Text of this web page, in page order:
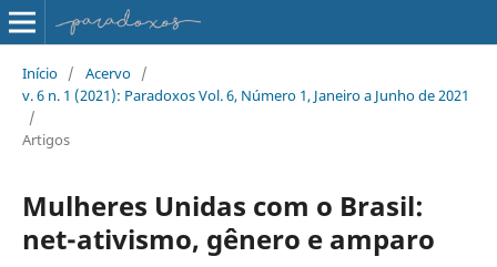
Início / Acervo /
v. 6 n. 1 (2021): Paradoxos Vol. 6, Número 1, Janeiro a Junho de 2021
/
Artigos
Mulheres Unidas com o Brasil:
net-ativismo, gênero e amparo